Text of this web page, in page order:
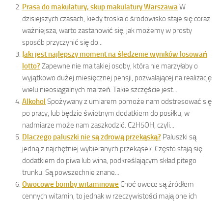
Prasa do makulatury, skup makulatury Warszawa W
dzisiejszych czasach, kiedy troska o środowisko staje się coraz
ważniejsza, warto zastanowić się, jak możemy w prosty
sposób przyczynić się do...
Jaki jest najlepszy moment na śledzenie wyników losowań
lotto? Zapewne nie ma takiej osoby, która nie marzyłaby o
wyjątkowo dużej miesięcznej pensji, pozwalającej na realizację
wielu nieosiągalnych marzeń. Takie szczęście jest...
Alkohol Spożywany z umiarem pomoże nam odstresować się
po pracy, lub będzie świetnym dodatkiem do posiłku, w
nadmiarze może nam zaszkodzić. C2H5OH, czyli...
Dlaczego paluszki nie są zdrową przekąską? Paluszki są
jedną z najchętniej wybieranych przekąsek. Często stają się
dodatkiem do piwa lub wina, podkreślającym skład pitego
trunku. Są powszechnie znane...
Owocowe bomby witaminowe Choć owoce są źródłem
cennych witamin, to jednak w rzeczywistości mają one ich